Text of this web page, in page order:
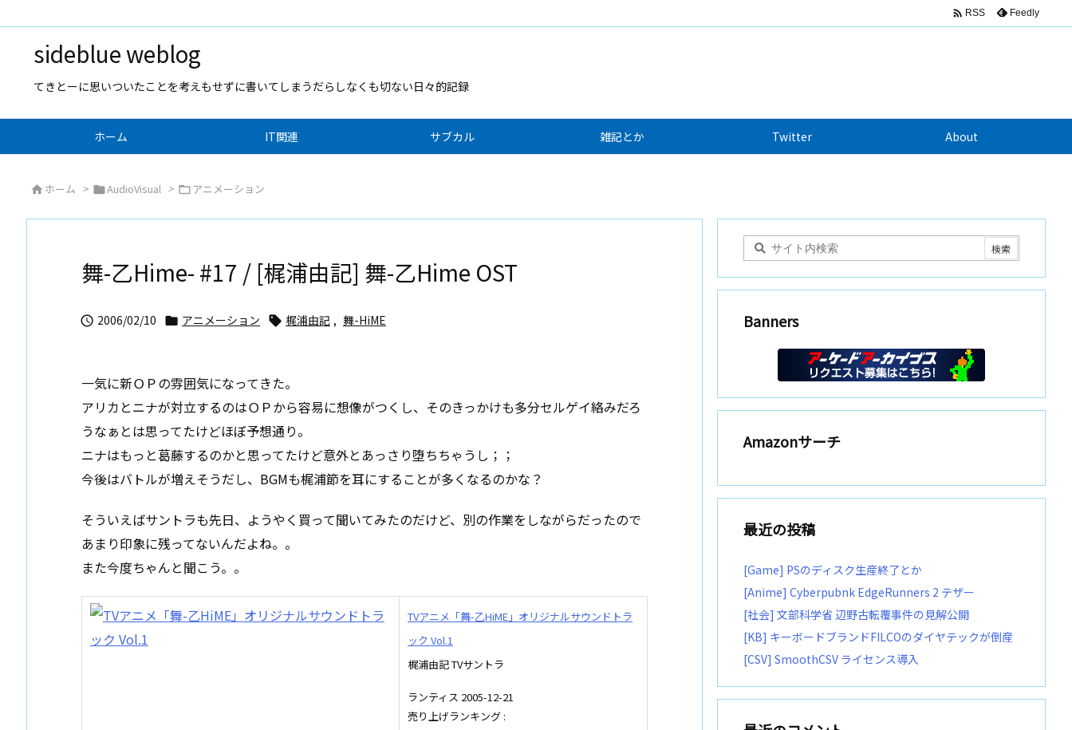
sideblue weblog
てきとーに思いついたことを考えもせずに書いてしまうだらしなくも切ない日々的記録
ホーム IT関連 サブカル 雑記とか Twitter About
 RSS Feedly
 ホーム > AudioVisual > アニメーション
舞-乙Hime- #17 / [梶浦由記] 舞-乙Hime OST
 2006/02/10  アニメーション  梶浦由記 , 舞-HiME
一気に新ＯＰの雰囲気になってきた。
アリカとニナが対立するのはＯＰから容易に想像がつくし、そのきっかけも多分セルゲイ絡みだろ
うなぁとは思ってたけどほぼ予想通り。
ニナはもっと葛藤するのかと思ってたけど意外とあっさり堕ちちゃうし；；
今後はバトルが増えそうだし、BGMも梶浦節を耳にすることが多くなるのかな？
そういえばサントラも先日、ようやく買って聞いてみたのだけど、別の作業をしながらだったので
あまり印象に残ってないんだよね。。
また今度ちゃんと聞こう。。
TVアニメ「舞-乙HiME」オリジナルサウンドトラ
ック Vol.1
梶浦由記 TVサントラ
ランティス 2005-12-21
売り上げランキング :
Banners
Amazonサーチ
最近の投稿
[Game] PSのディスク生産終了とか
[Anime] Cyberpubnk EdgeRunners 2 テザー
[社会] 文部科学省 辺野古転覆事件の見解公開
[KB] キーボードブランドFILCOのダイヤテックが倒産
[CSV] SmoothCSV ライセンス導入